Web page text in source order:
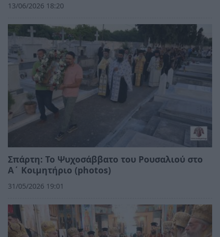
13/06/2026 18:20
Σπάρτη: Το Ψυχοσάββατο του Ρουσαλιού στο
Α΄ Κοιμητήριο (photos)
31/05/2026 19:01